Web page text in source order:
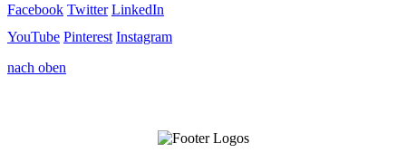
Facebook Twitter LinkedIn
YouTube Pinterest Instagram
nach oben